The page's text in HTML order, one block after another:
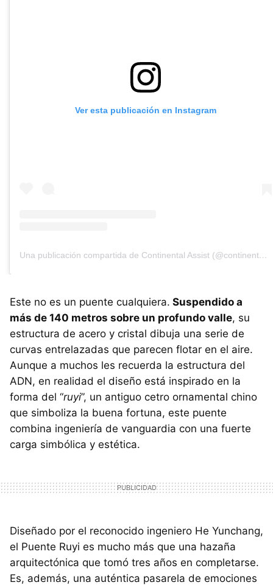
Ver esta publicación en Instagram
Una publicación compartida de Continental Assist (@continentalassist)
Este no es un puente cualquiera. Suspendido a
más de 140 metros sobre un profundo valle, su
estructura de acero y cristal dibuja una serie de
curvas entrelazadas que parecen flotar en el aire.
Aunque a muchos les recuerda la estructura del
ADN, en realidad el diseño está inspirado en la
forma del “ruyi”, un antiguo cetro ornamental chino
que simboliza la buena fortuna, este puente
combina ingeniería de vanguardia con una fuerte
carga simbólica y estética.
Diseñado por el reconocido ingeniero He Yunchang,
el Puente Ruyi es mucho más que una hazaña
arquitectónica que tomó tres años en completarse.
Es, además, una auténtica pasarela de emociones